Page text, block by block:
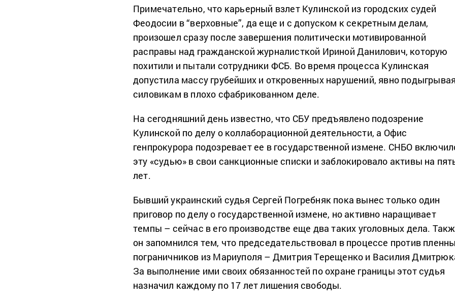
Примечательно, что карьерный взлет Кулинской из городских судей
Феодосии в “верховные”, да еще и с допуском к секретным делам,
произошел сразу после завершения политически мотивированной
расправы над гражданской журналисткой Ириной Данилович, которую
похитили и пытали сотрудники ФСБ. Во время процесса Кулинская
допустила массу грубейших и откровенных нарушений, явно
силовикам в плохо сфабрикованном деле.
На сегодняшний день известно, что СБУ предъявлено подозрение
Кулинской по делу о коллаборационной деятельности, а Офис
генпрокурора подозревает ее в государственной измене. СНБО
эту «судью» в свои санкционные списки и заблокировало активы на
лет.
Бывший украинский судья Сергей Погребняк пока вынес только один
приговор по делу о государственной измене, но активно наращивает
темпы – сейчас в его производстве еще два таких уголовных дела.
он запомнился тем, что председательствовал в процессе против
пограничников из Мариуполя – Дмитрия Терещенко и Василия
За выполнение ими своих обязанностей по охране границы этот судья
назначил каждому по 17 лет лишения свободы.